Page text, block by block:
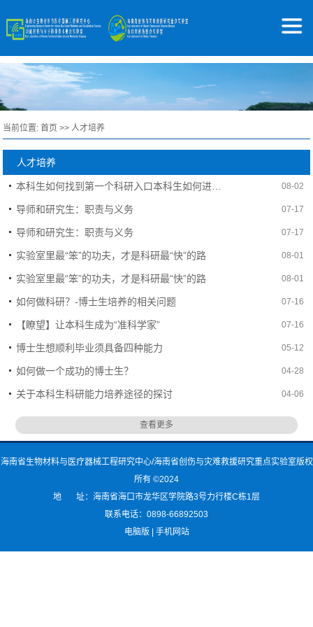
当前位置:首页 >> 人才培养
人才培养
08-02
导师和研究生：职责与义务 07-17
导师和研究生：职责与义务 07-17
实验室里最“笨”的功夫，才是科研最“快”的路 08-01
实验室里最“笨”的功夫，才是科研最“快”的路 08-01
如何做科研？-博士生培养的相关问题 07-16
【瞭望】让本科生成为“准科学家” 07-16
博士生想顺利毕业须具备四种能力 05-12
如何做一个成功的博士生？ 04-28
关于本科生科研能力培养途径的探讨 04-06
查看更多
海南省生物材料与医疗器械工程研究中心/海南省创伤与灾难救援研究重点实验室版权
所有 ©2024
地 址：海南省海口市龙华区学院路3号力行楼C栋1层
联系电话：0898-66892503
电脑版 | 手机网站